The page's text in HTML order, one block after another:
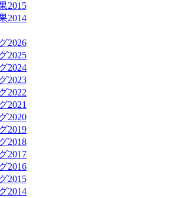
2015
2014
2026
2025
2024
2023
2022
2021
2020
2019
2018
2017
2016
2015
2014